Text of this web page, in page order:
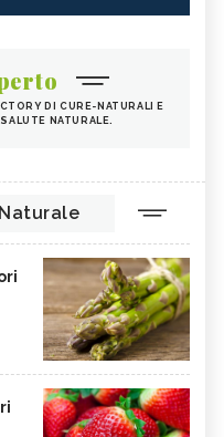
DI CURE-NATURALI E
NATURALE.